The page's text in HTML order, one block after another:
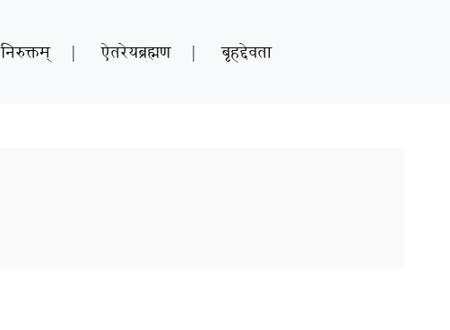
निरुक्तम् | ऐतरेयब्रह्मण | बृहद्देवता